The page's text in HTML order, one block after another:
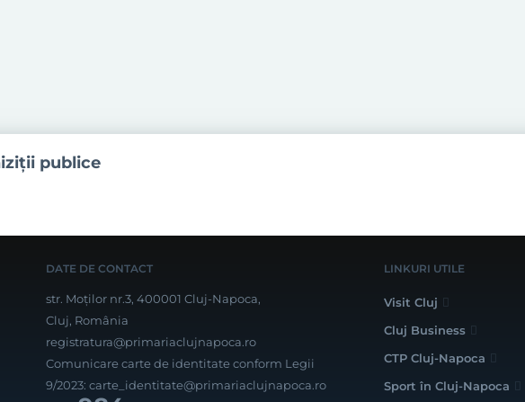
publice
DATE DE CONTACT
str. Moților nr.3, 400001 Cluj-Napoca,
Cluj, România
registratura@primariaclujnapoca.ro
Comunicare carte de identitate conform Legii
9/2023: carte_identitate@primariaclujnapoca.ro
LINKURI UTILE
Visit Cluj
Cluj Business
CTP Cluj-Napoca
Sport în Cluj-Napoca